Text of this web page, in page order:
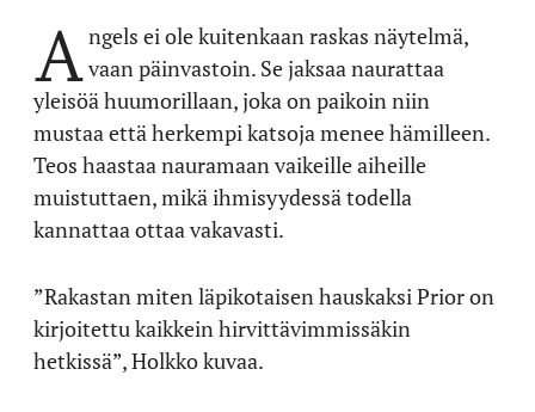
Angels ei ole kuitenkaan raskas näytelmä,
vaan päinvastoin. Se jaksaa naurattaa
yleisöä huumorillaan, joka on paikoin niin
mustaa että herkempi katsoja menee hämilleen.
Teos haastaa nauramaan vaikeille aiheille
muistuttaen, mikä ihmisyydessä todella
kannattaa ottaa vakavasti.
”Rakastan miten läpikotaisen hauskaksi Prior on
kirjoitettu kaikkein hirvittävimmissäkin
hetkissä”, Holkko kuvaa.